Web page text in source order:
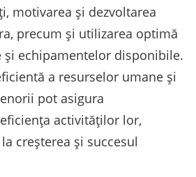
motivarea și dezvoltarea
precum și utilizarea optimă
echipamentelor disponibile.
a resurselor umane și
pot asigura
activităților lor,
creșterea și succesul